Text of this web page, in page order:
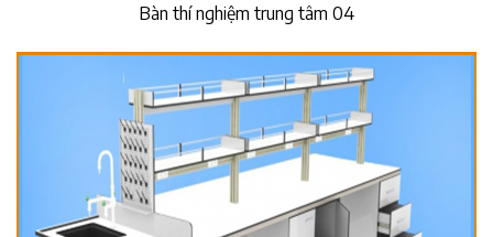
Bàn thí nghiệm trung tâm 04